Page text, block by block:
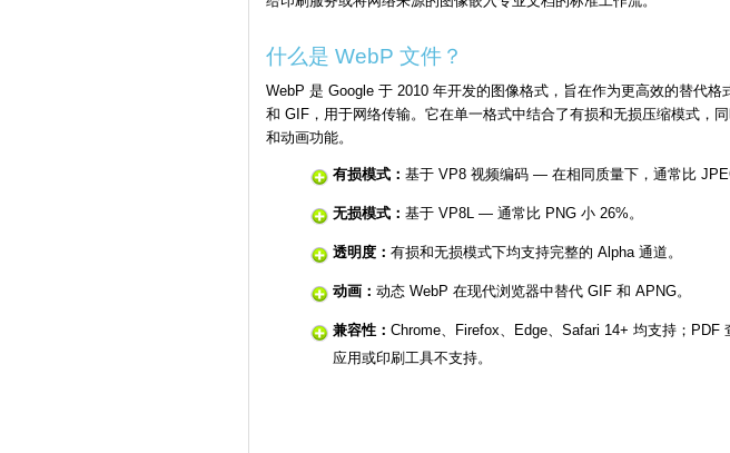
什么是 WebP 文件？
WebP 是 Google 于 2010 年开发的图像格式，旨在作为更高效的替代格
和 GIF，用于网络传输。它在单一格式中结合了有损和无损压缩模式，
和动画功能。
有损模式： 基于 VP8 视频编码 — 在相同质量下，通常比
无损模式： 基于 VP8L — 通常比 PNG 小 26%。
透明度： 有损和无损模式下均支持完整的 Alpha 通道。
动画： 动态 WebP 在现代浏览器中替代 GIF 和 APNG。
兼容性： Chrome、Firefox、Edge、Safari 14+ 均支持；PDF
应用或印刷工具不支持。